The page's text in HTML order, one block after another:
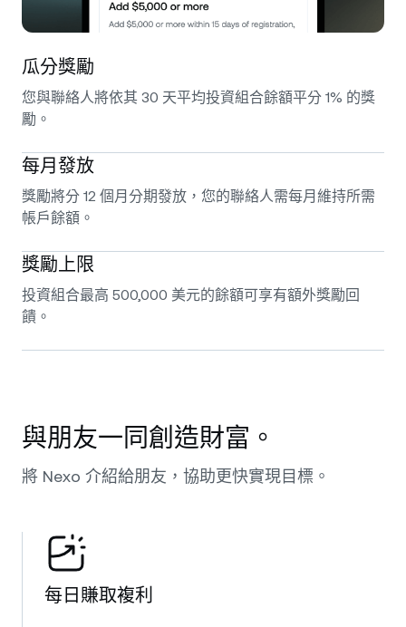
瓜分獎勵
您與聯絡人將依其 30 天平均投資組合餘額平分 1% 的獎
勵。
每月發放
獎勵將分 12 個月分期發放，您的聯絡人需每月維持所需
帳戶餘額。
獎勵上限
投資組合最高 500,000 美元的餘額可享有額外獎勵回
饋。
與朋友一同創造財富。
將 Nexo 介紹給朋友，協助更快實現目標。
每日賺取複利